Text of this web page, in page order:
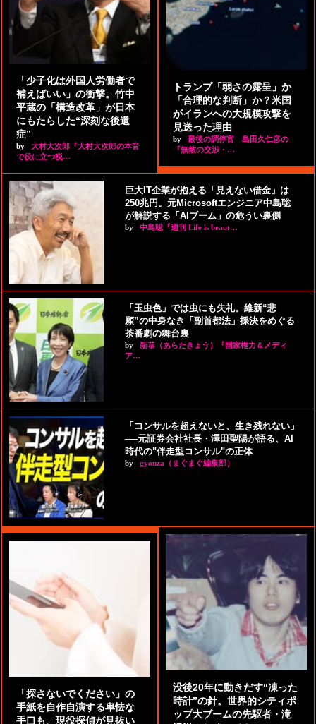
「少子化は外国人労働者で
補えばいい」の衝撃。竹中
平蔵の「構造改革」が日本
にもたらした“深刻な後遺
症”
by
大村大次郎『大村大次郎の本音
で役に立つ税…
トランプ「弱さの露呈」か
「合理的な判断」か？米国
がイランへの大規模攻撃を
見送った理由
by
最後の調停官 島田久仁彦の
『無敵の交渉・…
巨大IT企業が抱える「見えない借金」は
250兆円。元Microsoftエンジニア中島聡
が解説する「AIブーム」の危うい裏側
by 中島聡『週刊 Life is beaut…
「玉虫色」では虫にも失礼。維新“悲
願”の中身なき「副首都法」採決をめぐる
茶番劇の舞台裏
by
新恭（あらたきょう）『国家権力＆メディ
ア…
「コンサルを超えないと、生き残れない」
──元証券会社社長・澤田聖陽が語る、AI
時代の"伴走型コンサル"の正体
by gyouza（まぐまぐ編集部）
「探さないでください」の
手紙を自作自演する卑怯な
手口も。現役探偵が見抜い
没後20年に動きだす“凍った
時計”の針。世界的シティポ
ップ大ブームの先駆者・滝